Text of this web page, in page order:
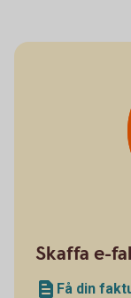
Skaffa e-
Få din